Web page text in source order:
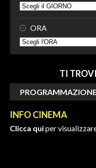
ORA
TI
INFO CINEMA
Clicca quiper